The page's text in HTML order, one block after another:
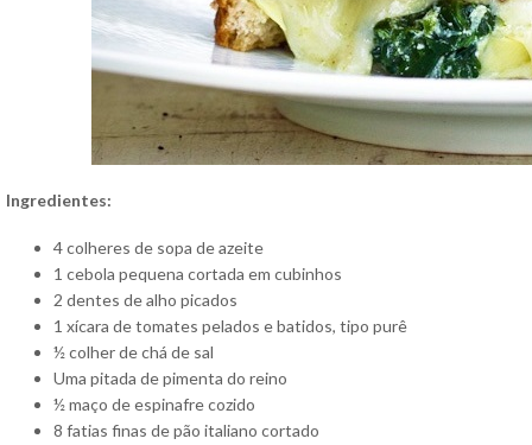
Ingredientes:
4 colheres de sopa de azeite
1 cebola pequena cortada em cubinhos
2 dentes de alho picados
1 xícara de tomates pelados e batidos, tipo purê
½ colher de chá de sal
Uma pitada de pimenta do reino
½ maço de espinafre cozido
8 fatias finas de pão italiano cortado